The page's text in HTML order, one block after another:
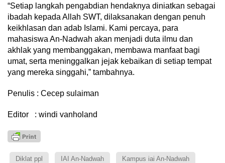
“Setiap langkah pengabdian hendaknya diniatkan sebagai
ibadah kepada Allah SWT, dilaksanakan dengan penuh
keikhlasan dan adab Islami. Kami percaya, para
mahasiswa An-Nadwah akan menjadi duta ilmu dan
akhlak yang membanggakan, membawa manfaat bagi
umat, serta meninggalkan jejak kebaikan di setiap tempat
yang mereka singgahi,” tambahnya.
Penulis : Cecep sulaiman
Editor : windi vanholand
Diklat ppl IAI An-Nadwah Kampus iai An-Nadwah